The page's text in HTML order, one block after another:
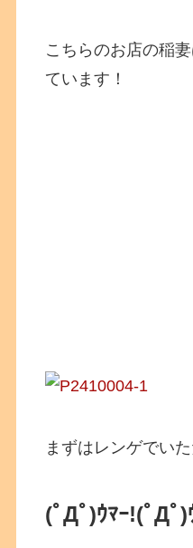
こちらのお店の稲
ています！
まずはレンゲでい
(ﾟДﾟ)ｳﾏｰ!(ﾟДﾟ)